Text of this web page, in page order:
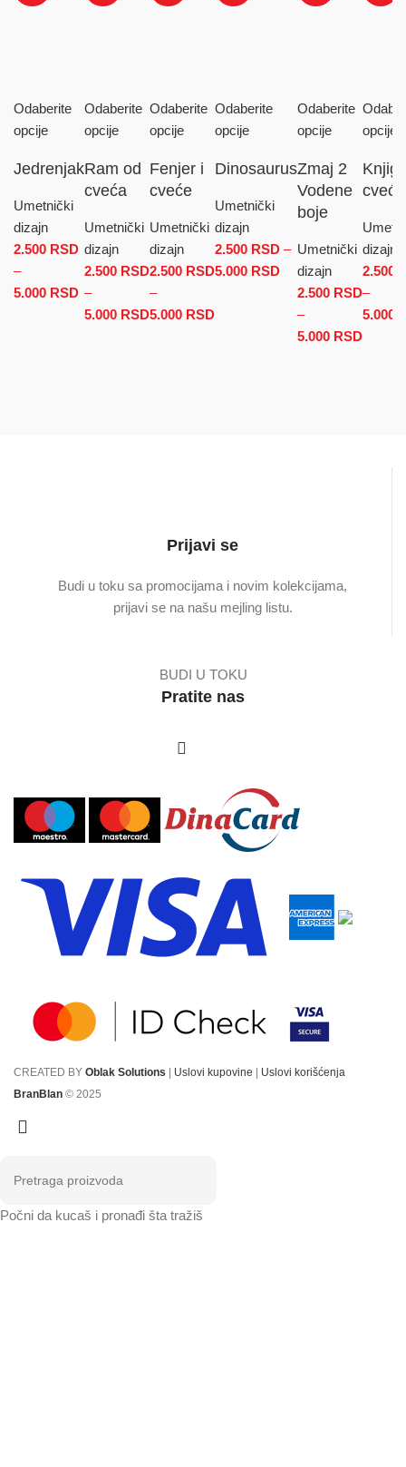
Odaberite
opcije
Jedrenjak
Umetnički
dizajn
2.500 RSD
–
5.000 RSD Raspon cena: od 2.500 RSD do 5.000 RSD
Odaberite
opcije
Ram od
cveća
Umetnički
dizajn
2.500 RSD
–
5.000 RSDRaspon cena: od 2.500 RSD do
Odaberite
opcije
Fenjer i
cveće
Umetnički
dizajn
2.500 RSD
–
5.000 RSD Raspon cena: od 2.500 RSD
do 5.000 RSD
Odaberite
opcije
Dinosaurus
Umetnički
dizajn
2.500 RSD –
5.000 RSD Raspon cena: od
2.500 RSD do
5.000 RSD
Odaberite
opcije
Zmaj 2
Vodene
boje
Umetnički
dizajn
2.500 RSD
–
5.000 RSD
opcije
dizajn
2.500
–
5.000
Prijavi se
Budi u toku sa promocijama i novim kolekcijama,
prijavi se na našu mejling listu.
BUDI U TOKU
Pratite nas
CREATED BY Oblak Solutions Uslovi kupovine
Uslovi korišćenja
BranBlan © 2025
Počni da kucaš i pronađi šta tražiš